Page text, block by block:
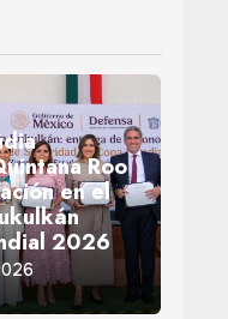
Roo
en el
2026